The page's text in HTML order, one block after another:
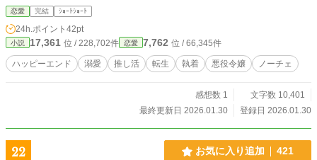
物です！ さあ、私をゴミを見るような目で見てください！」 そう意気込んでい
たのに、目の前に現れたのは寂しがり屋で天使のような美少年で――！？ ※一
話完結（反応をいただければ連載化するかもしれません！）
恋愛 完結 ｼｮｰﾄｼｮｰﾄ
24h.ポイント 42pt
小説 17,361 位 / 228,702件 恋愛 7,762 位 / 66,345件
ハッピーエンド 溺愛 推し活 転生 執着 悪役令嬢 ノーチェ
感想数 1
文字数 10,401
最終更新日 2026.01.30
登録日 2026.01.30
22 お気に入り追加 421